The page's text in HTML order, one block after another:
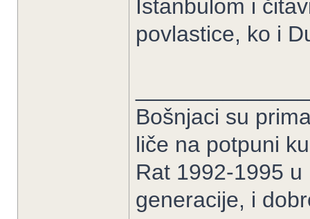
Istanbulom i
povlastice, ko i
Bošnjaci su
liče na potpuni
Rat 1992-1995
generacije, i